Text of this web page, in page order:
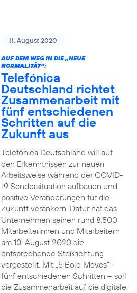
11. August 2020
AUF DEM WEG IN DIE „NEUE
NORMALITÄT“:
Telefónica
Deutschland richtet
Zusammenarbeit mit
fünf entschiedenen
Schritten auf die
Zukunft aus
Telefónica Deutschland will auf
den Erkenntnissen zur neuen
Arbeitsweise während der COVID-
19 Sondersituation aufbauen und
positive Veränderungen für die
Zukunft verankern. Dafür hat das
Unternehmen seinen rund 8.500
Mitarbeiterinnen und Mitarbeitern
am 10. August 2020 die
entsprechende Stoßrichtung
vorgestellt. Mit „5 Bold Moves“ –
fünf entschiedenen Schritten – soll
die Zusammenarbeit auf die digitale